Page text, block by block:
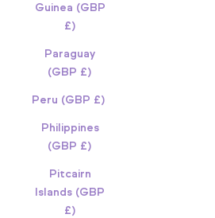
Guinea (GBP
£)
Paraguay
(GBP £)
Peru (GBP £)
Philippines
(GBP £)
Pitcairn
Islands (GBP
£)